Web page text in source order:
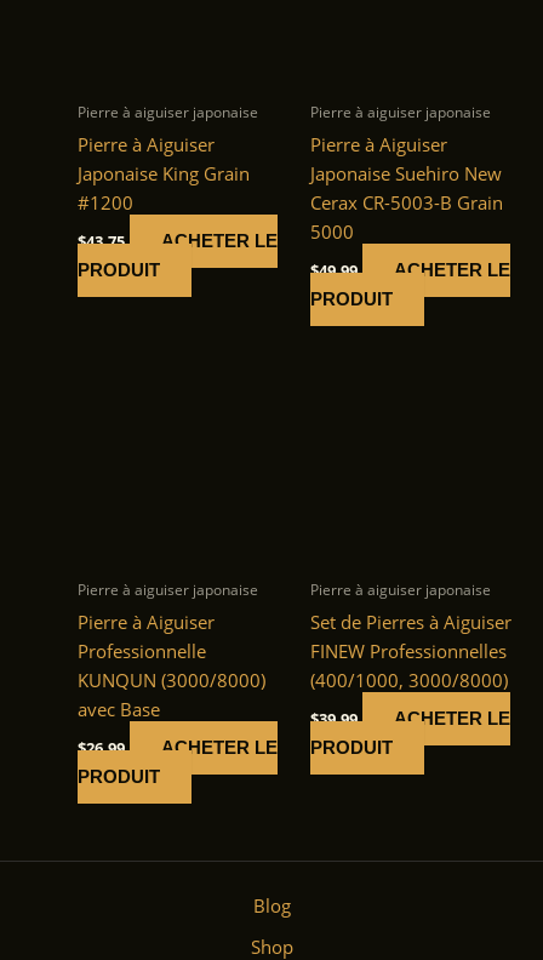
Pierre à aiguiser japonaise
Pierre à Aiguiser
Japonaise King Grain
#1200
$43.75
ACHETER LE
PRODUIT
Pierre à aiguiser japonaise
Pierre à Aiguiser
Japonaise Suehiro New
Cerax CR-5003-B Grain
5000
$49.99
ACHETER LE
PRODUIT
Pierre à aiguiser japonaise
Pierre à Aiguiser
Professionnelle
KUNQUN (3000/8000)
avec Base
$26.99
ACHETER LE
PRODUIT
Pierre à aiguiser japonaise
Set de Pierres à Aiguiser
FINEW Professionnelles
(400/1000, 3000/8000)
$39.99
ACHETER LE
PRODUIT
Blog
Shop